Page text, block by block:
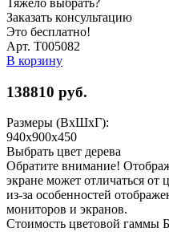
Заказать консультацию
Это бесплатно!
Арт. Т005082
В корзину
138810 руб.
Размеры (ВхШхГ):
940х900х450
Выбрать цвет дерева
Обратите внимание!
экране может отличаться от
из-за особенностей
мониторов и экранов.
Стоимость цветовой гаммы